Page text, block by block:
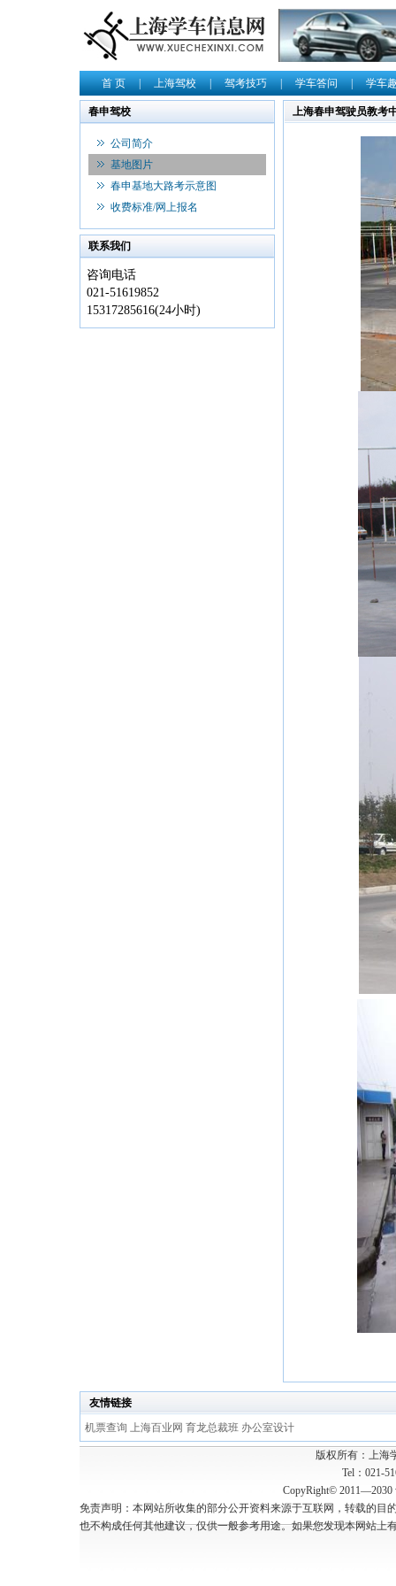
首 页|上海驾校|驾考技巧|学车答问|学车
春申驾校
公司简介
基地图片
春申基地大路考示意图
收费标准/网上报名
联系我们
咨询电话
021-51619852
15317285616(24小时)
上海春申驾驶员教考
友情链接
机票查询 上海百业网 育龙总裁班 办公室设计
版权所有：上
Tel：021-
CopyRight© 2011—2030
免责声明：本网站所收集的部分公开资料来源于互联网，转载的
也不构成任何其他建议，仅供一般参考用途。如果您发现本网站